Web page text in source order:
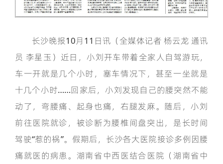
长沙晚报10月11日讯（全媒体记者 杨云龙 通讯
员 李星玉）近日，小刘开车带着全家人自驾游玩，
车一开就是几个小时，塞车情况下，甚至一坐就是
十几个小时……回家后，小刘发现自己的腰突然不能
动了，弯腰痛、起身也痛，右腿发麻。随后，小刘
前往医院就诊，被诊断为腰椎间盘突出，是长时间
驾驶“惹的祸”。假期后，长沙各大医院接诊多例因腰
痛就医的病患。湖南省中西医结合医院（湖南省中